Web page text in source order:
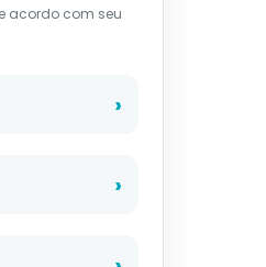
acordo com seu